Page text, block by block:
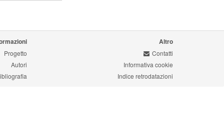
Progetto
Autori
Altro
Contatti
Informativa cookie
Indice retrodatazioni